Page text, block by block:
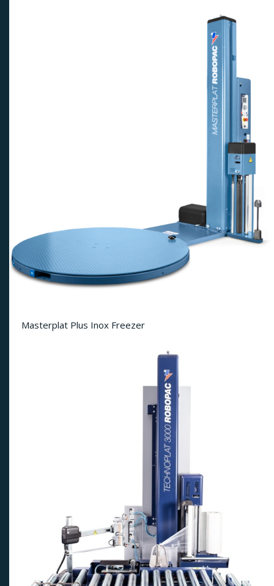
Masterplat Plus Inox Freezer